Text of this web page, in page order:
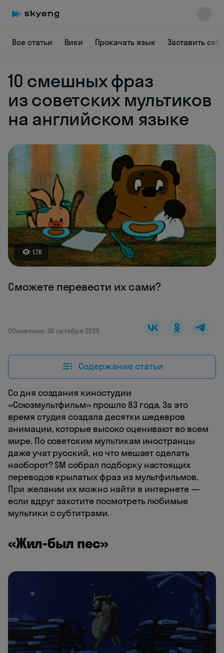
Все статьи Вики Прокачать язык Заставить
10 смешных фраз
из советских мультиков
на английском языке
1.7K
Сможете перевести их сами?
Обновлено: 30 октября 2025
Содержание статьи
Со дня создания киностудии
«Союзмультфильм» прошло 83 года. За это
время студия создала десятки шедевров
анимации, которые высоко оценивают во всем
мире. По советским мультикам иностранцы
даже учат русский, но что мешает сделать
наоборот? SM собрал подборку настоящих
переводов крылатых фраз из мультфильмов.
При желании их можно найти в интернете —
если вдруг захотите посмотреть любимые
мультики с субтитрами.
«Жил-был пес»
Skyeng Chat